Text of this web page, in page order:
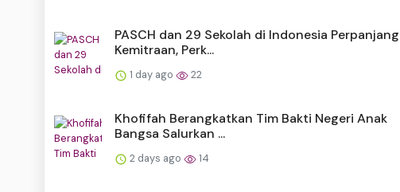
PASCH dan 29 Sekolah di Indonesia Perpanjang
Kemitraan, Perk...
1 day ago 22
Khofifah Berangkatkan Tim Bakti Negeri Anak
Bangsa Salurkan ...
2 days ago 14